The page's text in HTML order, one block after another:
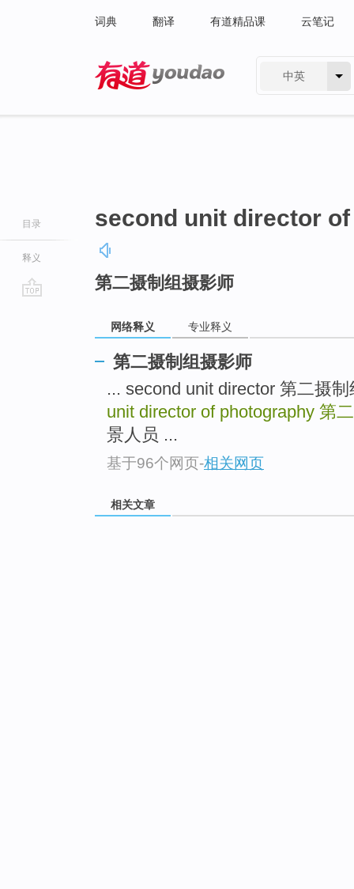
词典 翻译 有道精品课 云笔记
中英
目录
释义
second unit director
第二摄制组摄影师
网络释义 专业释义
第二摄制组摄影师
... second unit director 第二摄
unit director of photography 第
景人员 ...
基于96个网页-相关网页
相关文章